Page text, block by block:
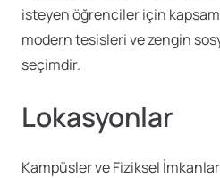
isteyen öğrenciler için
modern tesisleri ve zengin
seçimdir.
Lokasyonlar
Kampüsler ve Fiziksel